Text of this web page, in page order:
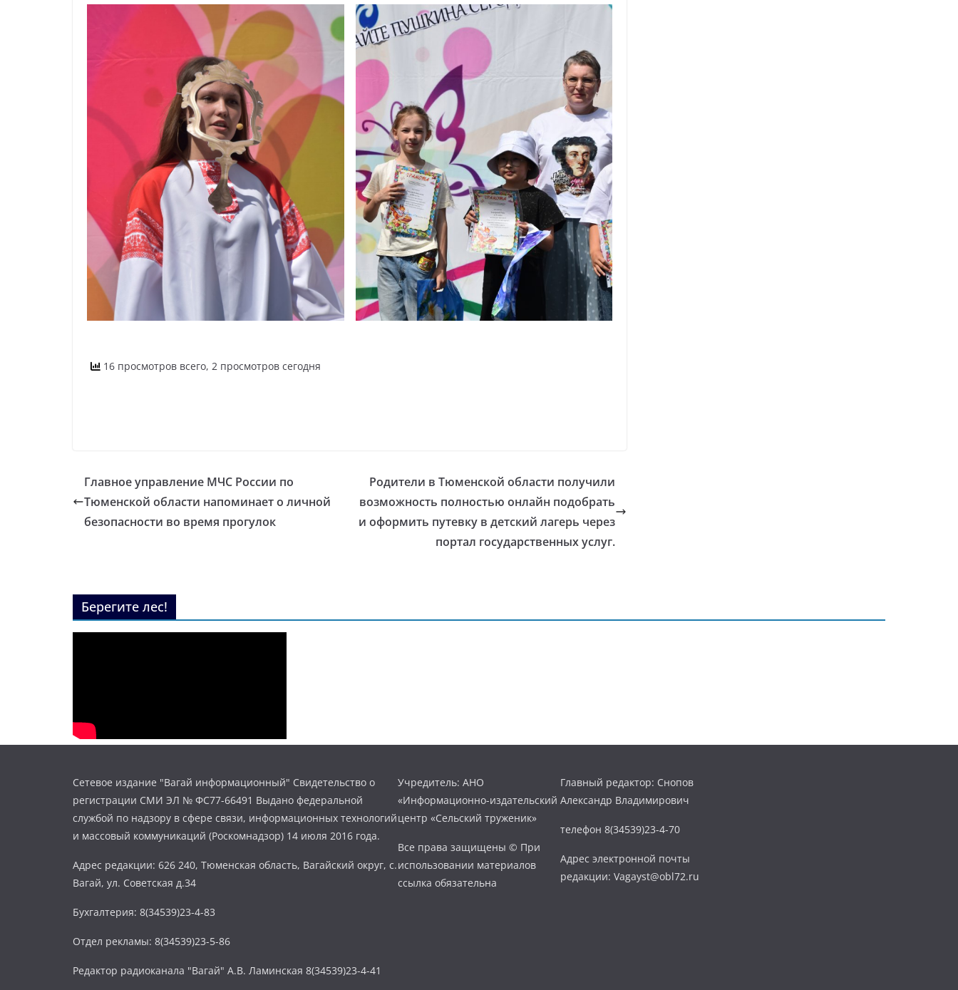
16 просмотров всего, 2 просмотров сегодня
Главное управление МЧС России по
Тюменской области напоминает о личной
безопасности во время прогулок
Родители в Тюменской области получили
возможность полностью онлайн подобрать
и оформить путевку в детский лагерь через
портал государственных услуг.
Берегите лес!
Сетевое издание "Вагай информационный" Свидетельство о
регистрации СМИ ЭЛ № ФС77-66491 Выдано федеральной
службой по надзору в сфере связи, информационных технологий
и массовый коммуникаций (Роскомнадзор) 14 июля 2016 года.
Адрес редакции: 626 240, Тюменская область, Вагайский округ, с.
Вагай, ул. Советская д.34
Бухгалтерия: 8(34539)23-4-83
Отдел рекламы: 8(34539)23-5-86
Редактор радиоканала "Вагай" А.В. Ламинская 8(34539)23-4-41
Учредитель: АНО
«Информационно-издательский
центр «Сельский труженик»
Все права защищены © При
использовании материалов
ссылка обязательна
Главный редактор: Снопов
Александр Владимирович
телефон 8(34539)23-4-70
Адрес электронной почты
редакции: Vagayst@obl72.ru